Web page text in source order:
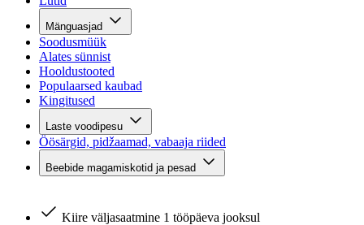
Mänguasjad
Soodusmüük
Alates sünnist
Hooldustooted
Populaarsed kaubad
Kingitused
Laste voodipesu
Öösärgid, pidžaamad, vabaaja riided
Beebide magamiskotid ja pesad
Kiire väljasaatmine 1 tööpäeva jooksul